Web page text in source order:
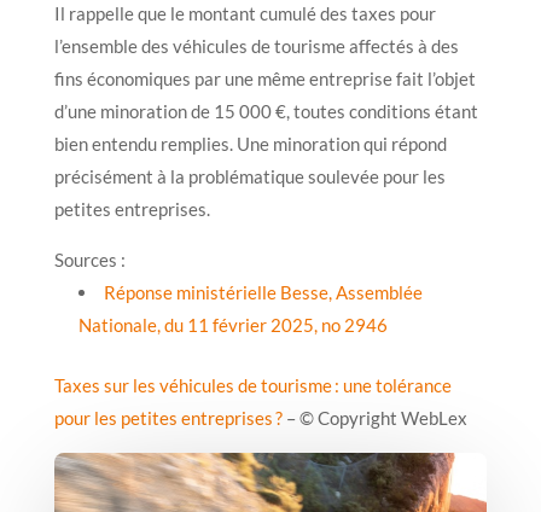
Il rappelle que le montant cumulé des taxes pour
l’ensemble des véhicules de tourisme affectés à des
fins économiques par une même entreprise fait l’objet
d’une minoration de 15 000 €, toutes conditions étant
bien entendu remplies. Une minoration qui répond
précisément à la problématique soulevée pour les
petites entreprises.
Sources :
Réponse ministérielle Besse, Assemblée
Nationale, du 11 février 2025, no 2946
Taxes sur les véhicules de tourisme : une tolérance
pour les petites entreprises ? – © Copyright WebLex